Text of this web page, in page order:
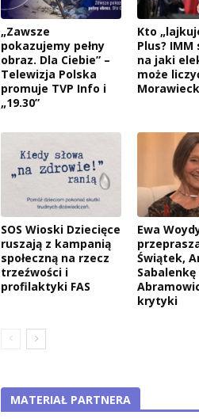
„Zawsze
pokazujemy pełny
obraz. Dla Ciebie” –
Telewizja Polska
promuje TVP Info i
„19.30”
Kto
Plus?
na jaki
może
SOS Wioski Dziecięce
ruszają z kampanią
społeczną na rzecz
trzeźwości i
profilaktyki FAS
Ewa
Świątek,
krytyki
MATERIAŁ PARTNERA